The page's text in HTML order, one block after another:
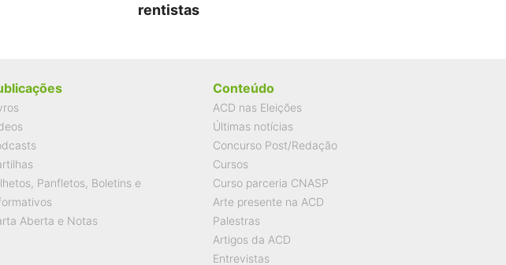
rentistas
Panfletos, Boletins e
Aberta e Notas
Conteúdo
ACD nas Eleições
Últimas notícias
Concurso Post/Redação
Cursos
Curso parceria CNASP
Arte presente na ACD
Palestras
Artigos da ACD
Entrevistas